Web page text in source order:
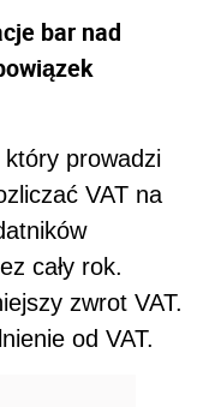
bar nad
który prowadzi
VAT na
cały rok.
zwrot VAT.
od VAT.